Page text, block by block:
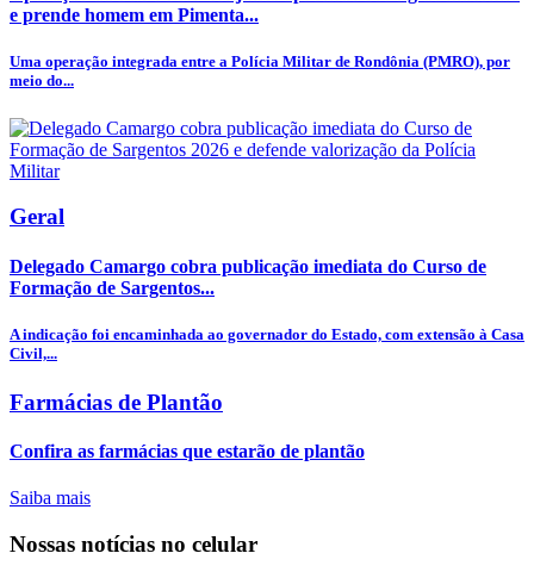
e prende homem em Pimenta...
Uma operação integrada entre a Polícia Militar de Rondônia (PMRO), por
meio do...
Geral
Delegado Camargo cobra publicação imediata do Curso de
Formação de Sargentos...
A indicação foi encaminhada ao governador do Estado, com extensão à Casa
Civil,...
Farmácias de Plantão
Confira as farmácias que estarão de plantão
Saiba mais
Nossas notícias no celular